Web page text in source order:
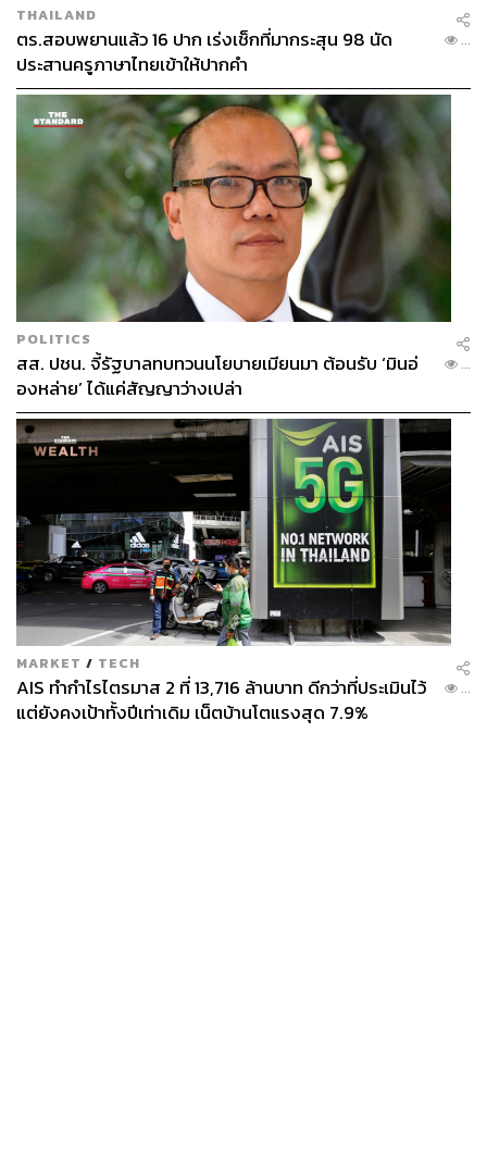
THAILAND
ตร.สอบพยานแล้ว 16 ปาก เร่งเช็กที่มากระสุน 98 นัด
ประสานครูภาษาไทยเข้าให้ปากคำ
...
POLITICS
สส. ปชน. จี้รัฐบาลทบทวนนโยบายเมียนมา ต้อนรับ ‘มินอ่
องหล่าย’ ได้แค่สัญญาว่างเปล่า
...
MARKET / TECH
AIS ทำกำไรไตรมาส 2 ที่ 13,716 ล้านบาท ดีกว่าที่ประเมินไว้
แต่ยังคงเป้าทั้งปีเท่าเดิม เน็ตบ้านโตแรงสุด 7.9%
...